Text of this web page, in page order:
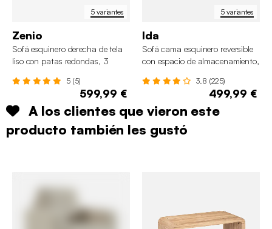
5 variantes
Zenio
Sofá esquinero derecha de tela
liso con patas redondas, 3
5 (5)
599,99 €
5 variantes
Ida
Sofá cama esquinero reversible
con espacio de almacenamiento,
3.8 (225)
499,99 €
A los clientes que vieron este
producto también les gustó